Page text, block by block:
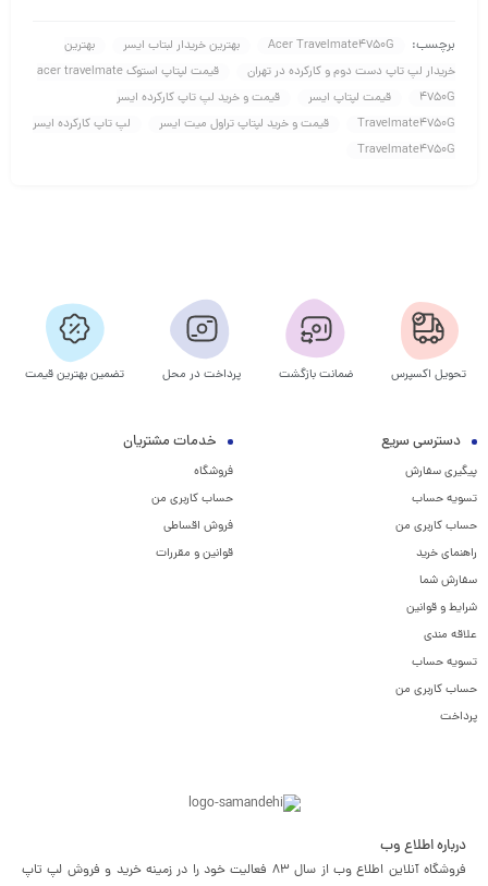
برچسب: Acer Travelmate4750G بهترین خریدار لبتاب ایسر
بهترین
خریدار لپ تاپ دست دوم و کارکرده در تهران
قیمت لپتاپ استوک acer travelmate
4750G
قیمت لپتاپ ایسر
قیمت و خرید لپ تاپ کارکرده ایسر
Travelmate4750G
قیمت و خرید لپتاپ تراول میت ایسر
لپ تاپ کارکرده ایسر
Travelmate4750G
تحویل اکسپرس ضمانت بازگشت پرداخت در محل تضمین بهترین قیمت
دسترسی سریع
پیگیری سفارش
تسویه حساب
حساب کاربری من
راهنمای خرید
سفارش شما
شرایط و قوانین
علاقه مندی
تسویه حساب
حساب کاربری من
پرداخت
خدمات مشتریان
فروشگاه
حساب کاربری من
فروش اقساطی
قوانین و مقررات
درباره اطلاع وب
فروشگاه آنلاین اطلاع وب از سال 83 فعالیت خود را در زمینه خرید و فروش لپ تاپ